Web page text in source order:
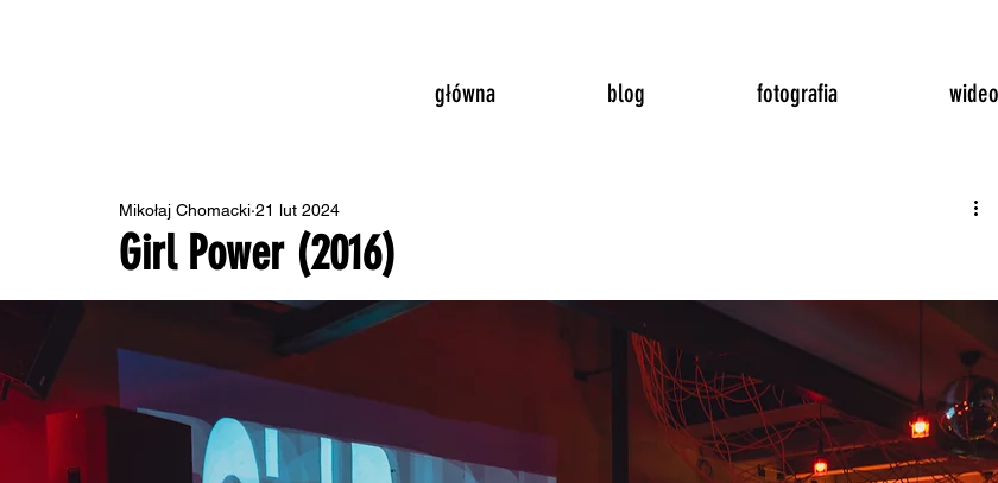
główna blog fotografia wideo
Girl Power (2016)
Mikołaj Chomacki 21 lut 2024